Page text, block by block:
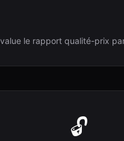
le rapport qualité-prix
🔓